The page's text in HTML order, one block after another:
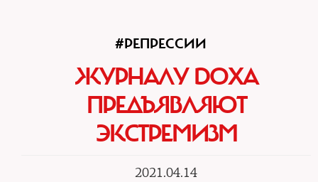
#РЕПРЕССИИ
ЖУРНАЛУ DOXA
ПРЕДЪЯВЛЯЮТ
ЭКСТРЕМИЗМ
2021.04.14